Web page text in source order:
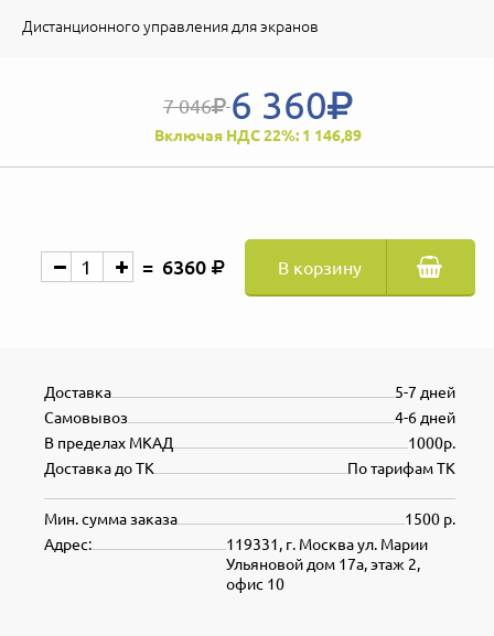
Дистанционного управления для экранов
7 046 6 360
Включая НДС 22%: 1 146,89
6360 В корзину
5-7 дней
Доставка
4-6 дней
Самовывоз
1000р.
В пределах МКАД
По тарифам ТК
Доставка до ТК
1500 р.
Мин. сумма заказа
119331, г. Москва ул. Марии
Ульяновой дом 17а, этаж 2,
офис 10
Адрес: